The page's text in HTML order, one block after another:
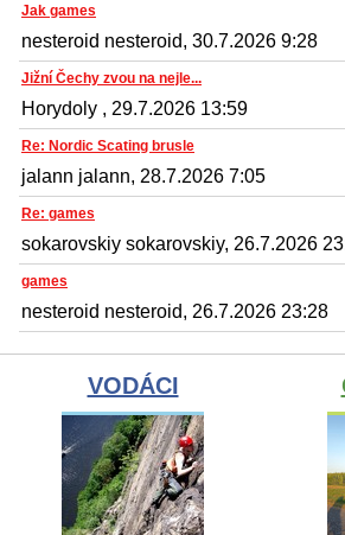
Jak games
nesteroid nesteroid, 30.7.2026 9:28
Jižní Čechy zvou na nejle...
Horydoly , 29.7.2026 13:59
Re: Nordic Scating brusle
jalann jalann, 28.7.2026 7:05
Re: games
sokarovskiy sokarovskiy, 26.7.2026
games
nesteroid nesteroid, 26.7.2026 23:28
VODÁCI